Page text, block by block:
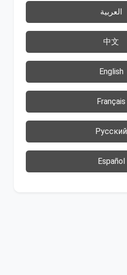
العربية
中文
English
Français
Русский
Español